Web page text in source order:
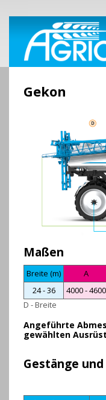
Gekon
Maßen
Breite (m) A
24 - 36
4000 - 4600
D - Breite
Angeführte
gewählten
Gestänge